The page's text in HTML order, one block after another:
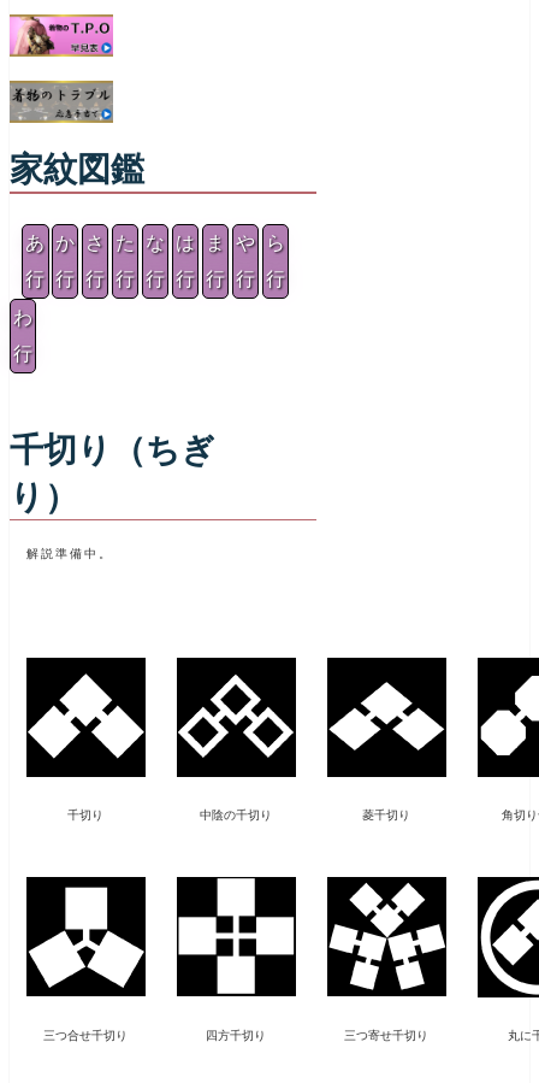
家紋図鑑
あ
行
か
行
さ
行
た
行
な
行
は
行
ま
行
や
行
ら
行
わ
行
千切り（ちぎ
り）
解説準備中。
千切り 中陰の千切り 菱千切り 角切
三つ合せ千切り 四方千切り 三つ寄せ千切り 丸に